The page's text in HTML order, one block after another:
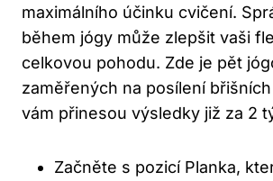
maximálního‌ účinku cvičení.
během jógy může zlepšit vaši
celkovou pohodu. Zde je pět‍
zaměřených na posílení
vám⁤ přinesou výsledky již za 2
Začněte s pozicí Planka,